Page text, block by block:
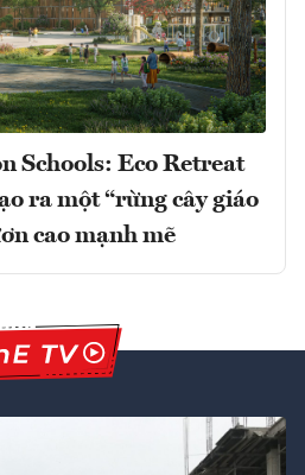
Schools: Eco Retreat
ra một “rừng cây giáo
cao mạnh mẽ